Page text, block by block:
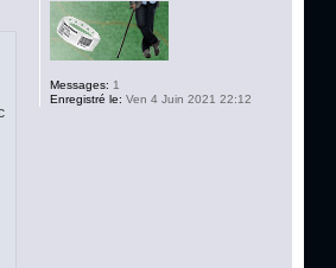
Messages: 1
Enregistré le: Ven 4 Juin 2021 22:12